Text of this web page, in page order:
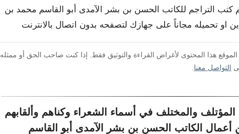
التراجم للكاتب الحسن بن بشر الآمدى أبو القاسم محمد بن
او تحميله مجاناً على جهازك لتصفحه بدون اتصال بالانترنت
هذا المحتوى لأغراض القراءة والتوثيق فقط. إذا كنت صاحب الحق أو ممثله
التواصل معنا
والمختلف في أسماء الشعراء وكناهم وألقابهم
الكاتب الحسن بن بشر الآمدى أبو القاسم